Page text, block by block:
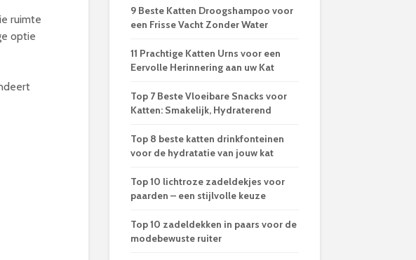
ruimte
optie
9 Beste Katten Droogshampoo voor
een Frisse Vacht Zonder Water
11 Prachtige Katten Urns voor een
Eervolle Herinnering aan uw Kat
Top 7 Beste Vloeibare Snacks voor
Katten: Smakelijk, Hydraterend
Top 8 beste katten drinkfonteinen
voor de hydratatie van jouw kat
Top 10 lichtroze zadeldekjes voor
paarden – een stijlvolle keuze
Top 10 zadeldekken in paars voor de
modebewuste ruiter